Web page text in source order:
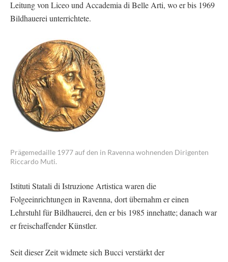
Leitung von Liceo und Accademia di Belle Arti, wo er bis 1969
Bildhauerei unterrichtete.
Prägemedaille 1977 auf den in Ravenna wohnenden Dirigenten
Riccardo Muti.
Istituti Statali di Istruzione Artistica waren die
Folgeeinrichtungen in Ravenna, dort übernahm er einen
Lehrstuhl für Bildhauerei, den er bis 1985 innehatte; danach war
er freischaffender Künstler.
Seit dieser Zeit widmete sich Bucci verstärkt der